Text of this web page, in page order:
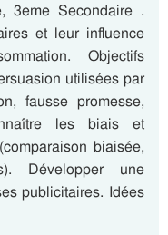
3eme Secondaire .
et leur influence
Objectifs
utilisées par
fausse promesse,
les biais et
biaisée,
Développer une
publicitaires. Idées